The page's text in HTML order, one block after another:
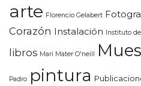
arte Florencio Gelabert
Corazón Instalación Instituto
libros Mari Mater O'neill
Padro pintura